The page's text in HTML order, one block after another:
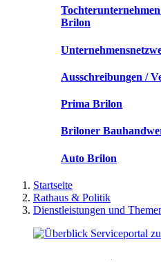
Brilon
Ausschreibungen /
Prima Brilon
Briloner
Auto Brilon
Startseite
Rathaus & Politik
Dienstleistungen und